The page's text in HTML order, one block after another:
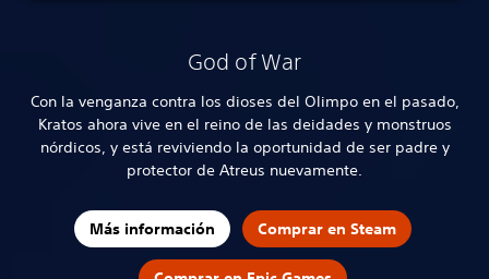
God of War
Con la venganza contra los dioses del Olimpo en el pasado,
Kratos ahora vive en el reino de las deidades y monstruos
nórdicos, y está reviviendo la oportunidad de ser padre y
protector de Atreus nuevamente.
Más información Comprar en Steam